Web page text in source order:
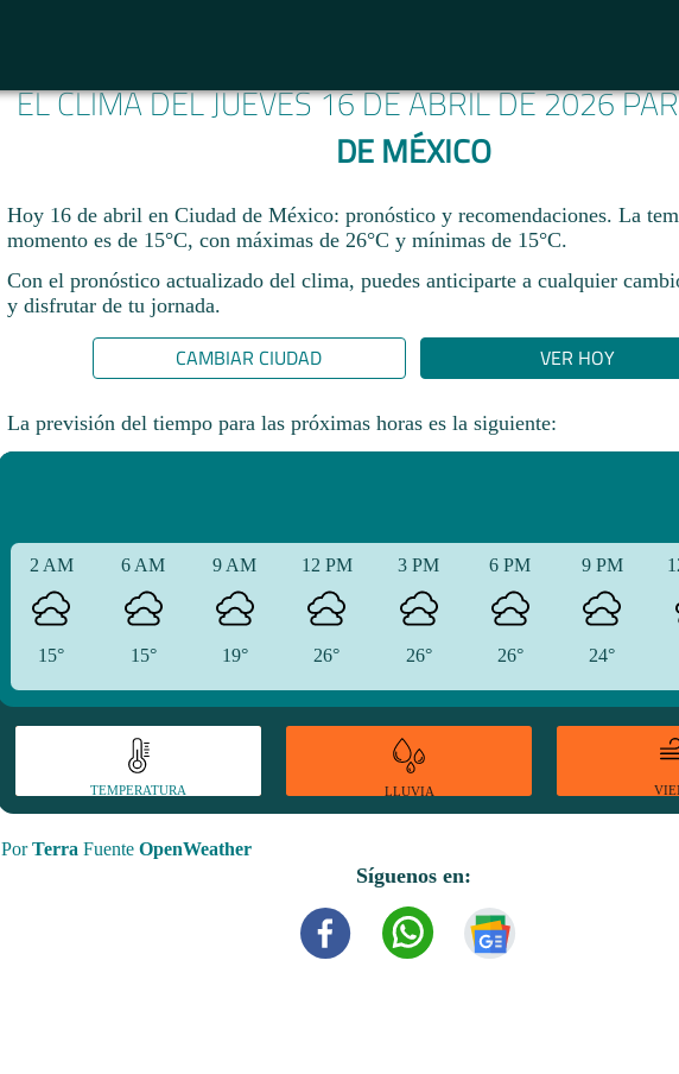
EL CLIMA DEL JUEVES 16 DE ABRIL DE 2026
DE MÉXICO
Hoy 16 de abril en Ciudad de México: pronóstico y recomendaciones. La
momento es de 15°C, con máximas de 26°C y mínimas de 15°C.
Con el pronóstico actualizado del clima, puedes anticiparte a cualquier
y disfrutar de tu jornada.​
CAMBIAR CIUDAD VER HOY
La previsión del tiempo para las próximas horas es la siguiente:
2 AM
15°
6 AM
15°
9 AM
19°
12 PM
26°
3 PM
26°
6 PM
26°
9 PM
24°
TEMPERATURA LLUVIA
PorTerra Fuente OpenWeather
Síguenos en: